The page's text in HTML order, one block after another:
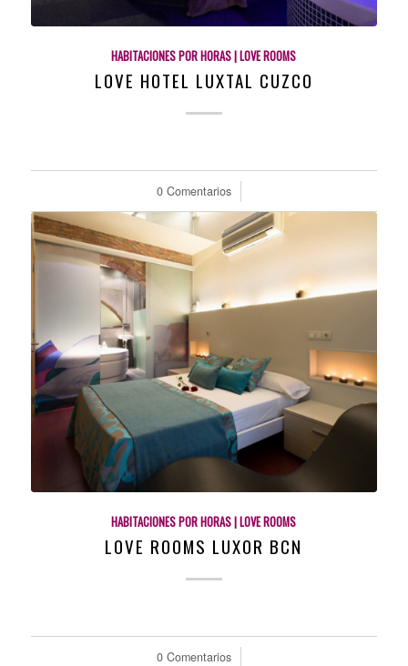
HABITACIONES POR HORAS | LOVE ROOMS
LOVE HOTEL LUXTAL CUZCO
0 Comentarios
/
HABITACIONES POR HORAS | LOVE ROOMS
LOVE ROOMS LUXOR BCN
0 Comentarios
/